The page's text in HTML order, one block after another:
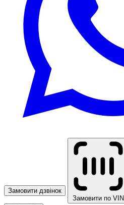
Замовити дзвінок
Замовити по VIN